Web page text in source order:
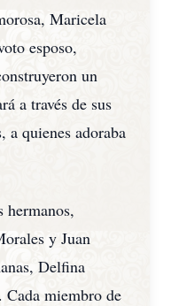
Maricela
esposo,
un
a través de sus
a quienes adoraba
y Juan
Delfina
miembro de